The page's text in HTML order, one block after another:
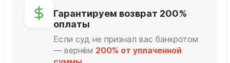
Гарантируем возврат 200%
оплаты
Если суд не признал вас банкротом
— вернём 200% от уплаченной